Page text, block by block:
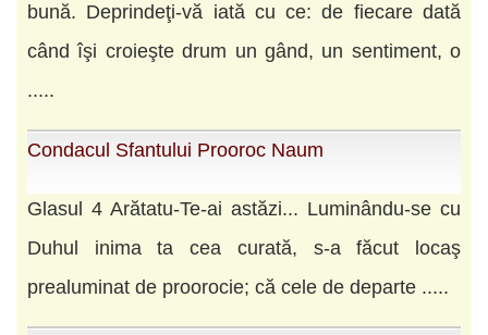
bună. Deprindeţi-vă iată cu ce: de fiecare dată
când îşi croieşte drum un gând, un sentiment, o
.....
Condacul Sfantului Prooroc Naum
Glasul 4 Arătatu-Te-ai astăzi... Luminându-se cu
Duhul inima ta cea curată, s-a făcut locaş
prealuminat de proorocie; că cele de departe .....